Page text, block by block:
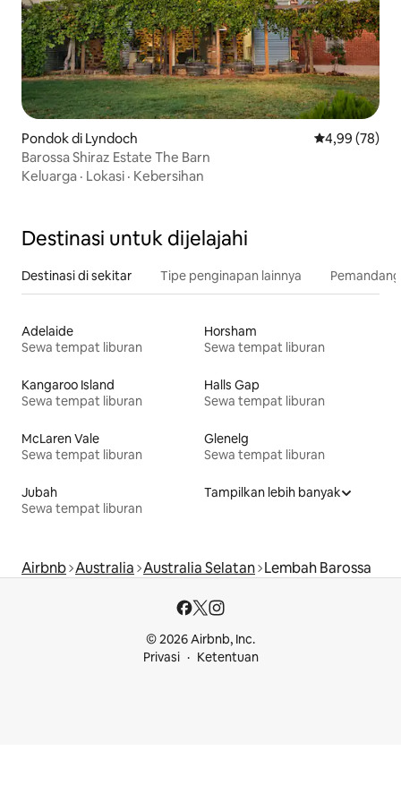
Pondok di Lyndoch Nilai rata-rata
4,99 (78)
Barossa Shiraz Estate The Barn
Keluarga · Lokasi · Kebersihan
Destinasi untuk dijelajahi
Destinasi di sekitar Tipe penginapan lainnya
Adelaide
Sewa tempat liburan
Horsham
Sewa tempat liburan
Kangaroo Island
Sewa tempat liburan
Halls Gap
Sewa tempat liburan
McLaren Vale
Sewa tempat liburan
Glenelg
Sewa tempat liburan
Jubah
Sewa tempat liburan
Tampilkan lebih banyak
Airbnb Australia Australia Selatan Lembah Barossa
© 2026 Airbnb, Inc.
Privasi
Ketentuan